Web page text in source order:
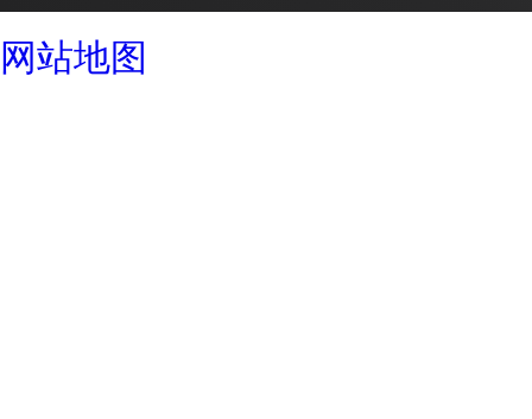
网站地图